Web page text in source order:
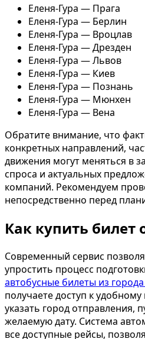
Еленя-Гура — Прага
Еленя-Гура — Берлин
Еленя-Гура — Вроцлав
Еленя-Гура — Дрезден
Еленя-Гура — Львов
Еленя-Гура — Киев
Еленя-Гура — Познань
Еленя-Гура — Мюнхен
Еленя-Гура — Вена
Обратите внимание, что
конкретных направлений,
движения могут меняться в
спроса и актуальных
компаний. Рекомендуем
непосредственно перед
Как купить билет
Современный сервис
упростить процесс
автобусные билеты из города
получаете доступ к
указать город отправления,
желаемую дату. Система
все доступные рейсы,